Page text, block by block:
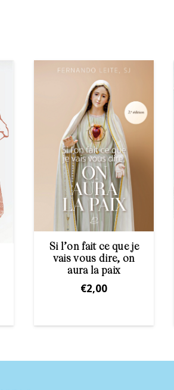
Si l’on fait ce que je
vais vous dire, on
aura la paix
€2,00